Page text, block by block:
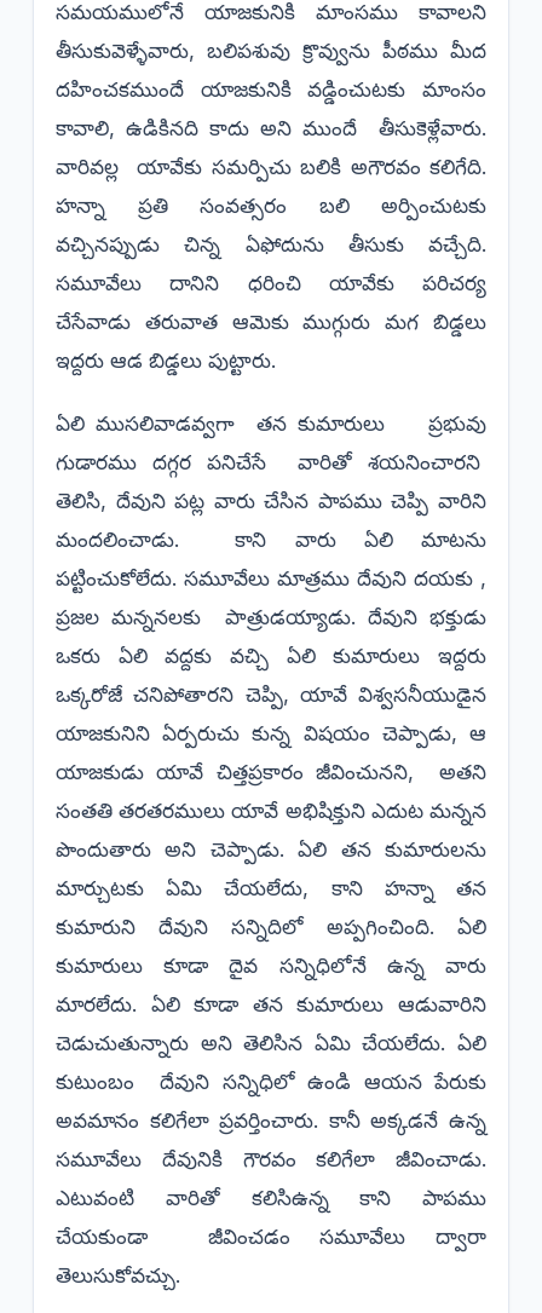
సమయములోనే యాజకునికి మాంసము కావాలని
తీసుకువెళ్ళేవారు, బలిపశువు క్రొవ్వును పీఠము మీద
దహించకముందే యాజకునికి వడ్డించుటకు మాంసం
కావాలి, ఉడికినది కాదు అని ముందే తీసుకెళ్లేవారు.
వారివల్ల యావేకు సమర్పిచు బలికి అగౌరవం కలిగేది.
హన్నా ప్రతి సంవత్సరం బలి అర్పించుటకు
వచ్చినప్పుడు చిన్న ఏఫోదును తీసుకు వచ్చేది.
సమూవేలు దానిని ధరించి యావేకు పరిచర్య
చేసేవాడు తరువాత ఆమెకు ముగ్గురు మగ బిడ్డలు
ఇద్దరు ఆడ బిడ్డలు పుట్టారు.
ఏలి ముసలివాడవ్వగా తన కుమారులు ప్రభువు
గుడారము దగ్గర పనిచేసే వారితో శయనించారని
తెలిసి, దేవుని పట్ల వారు చేసిన పాపము చెప్పి వారిని
మందలించాడు. కాని వారు ఏలి మాటను
పట్టించుకోలేదు. సమూవేలు మాత్రము దేవుని దయకు ,
ప్రజల మన్ననలకు పాత్రుడయ్యాడు. దేవుని భక్తుడు
ఒకరు ఏలి వద్దకు వచ్చి ఏలి కుమారులు ఇద్దరు
ఒక్కరోజే చనిపోతారని చెప్పి, యావే విశ్వసనీయుడైన
యాజకునిని ఏర్పరుచు కున్న విషయం చెప్పాడు, ఆ
యాజకుడు యావే చిత్తప్రకారం జీవించునని, అతని
సంతతి తరతరములు యావే అభిషిక్తుని ఎదుట మన్నన
పొందుతారు అని చెప్పాడు. ఏలి తన కుమారులను
మార్చుటకు ఏమి చేయలేదు, కాని హన్నా తన
కుమారుని దేవుని సన్నిదిలో అప్పగించింది. ఏలి
కుమారులు కూడా దైవ సన్నిధిలోనే ఉన్న వారు
మారలేదు. ఏలి కూడా తన కుమారులు ఆడువారిని
చెడుచుతున్నారు అని తెలిసిన ఏమి చేయలేదు. ఏలి
కుటుంబం దేవుని సన్నిధిలో ఉండి ఆయన పేరుకు
అవమానం కలిగేలా ప్రవర్తించారు. కానీ అక్కడనే ఉన్న
సమూవేలు దేవునికి గౌరవం కలిగేలా జీవించాడు.
ఎటువంటి వారితో కలిసిఉన్న కాని పాపము
చేయకుండా జీవించడం సమూవేలు ద్వారా
తెలుసుకోవచ్చు.